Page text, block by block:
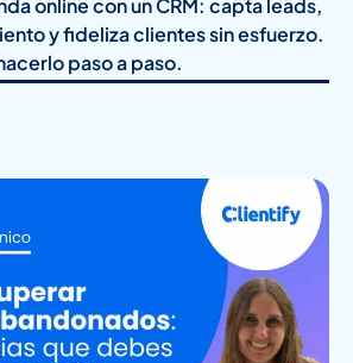
online con un CRM: capta leads,
y fideliza clientes sin esfuerzo.
paso a paso.